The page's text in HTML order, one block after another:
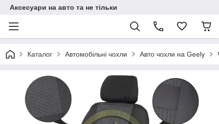
Аксесуари на авто та не тільки
Каталог Автомобільні чохли Авто чохли на Geely